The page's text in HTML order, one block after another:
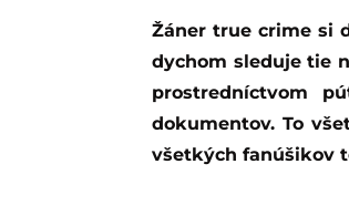
Žáner true crime si dlhodobo drží stabilnú divácku základňu, ktorá so zatajeným
dychom sleduje tie
prostredníctvom
dokumentov. To
všetkých fanúšikov